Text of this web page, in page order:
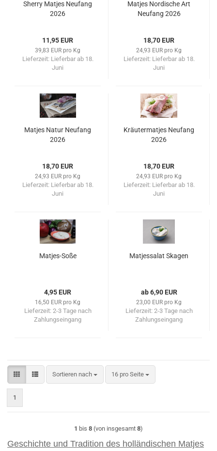
Sherry Matjes Neufang
2026
11,95 EUR
39,83 EUR pro Kg
Lieferzeit: Lieferbar ab 18.
Juni
Matjes Nordische Art
Neufang 2026
18,70 EUR
24,93 EUR pro Kg
Lieferzeit: Lieferbar ab 18.
Juni
Matjes Natur Neufang
2026
18,70 EUR
24,93 EUR pro Kg
Lieferzeit: Lieferbar ab 18.
Juni
Kräutermatjes Neufang
2026
18,70 EUR
24,93 EUR pro Kg
Lieferzeit: Lieferbar ab 18.
Juni
Matjes-Soße
4,95 EUR
16,50 EUR pro Kg
Lieferzeit: 2-3 Tage nach
Zahlungseingang
Matjessalat Skagen
ab 6,90 EUR
23,00 EUR pro Kg
Lieferzeit: 2-3 Tage nach
Zahlungseingang
Sortieren nach
Sortieren nach 16 pro Seite
pro Seite
1
1 bis 8 (von insgesamt 8)
Geschichte und Tradition des holländischen Matjes